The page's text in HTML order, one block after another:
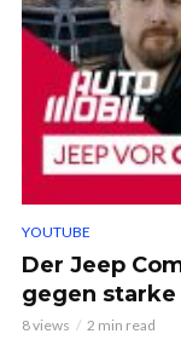
YOUTUBE
Der Jeep
gegen
8 views 2 min read